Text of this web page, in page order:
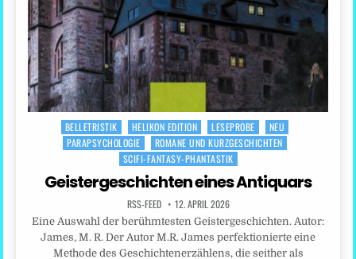
Posted
in
BELLETRISTIK HELIKON EDITION LESEPROBE
NEU
PARAPSYCHOLOGIE
ROMANE UND KURZGESCHICHTEN
SCIFI-FANTASY-PHANTASTIK
Geistergeschichten eines Antiquars
RSS-FEED 12. APRIL 2026
Eine Auswahl der berühmtesten Geistergeschichten. Autor:
James, M. R. Der Autor M.R. James perfektionierte eine
Methode des Geschichtenerzählens, die seither als